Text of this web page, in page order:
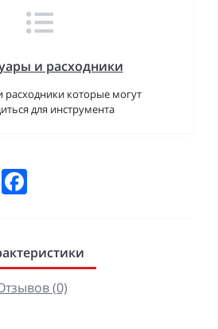
и расходники
расходники которые могут
для инструмента
VK
(0)